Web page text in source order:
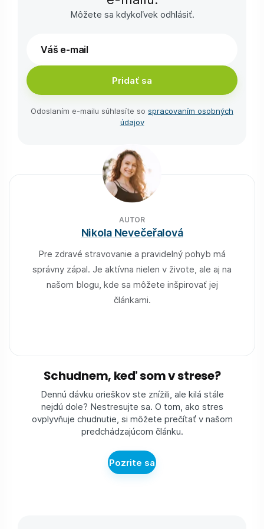
Môžete sa kdykoľvek odhlásiť.
Pridať sa
Odoslaním e-⁠mailu súhlasíte so spracovaním osobných
údajov
AUTOR
Nikola Nevečeřalová
Pre zdravé stravovanie a pravidelný pohyb má
správny zápal. Je aktívna nielen v živote, ale aj na
našom blogu, kde sa môžete inšpirovať jej
článkami.
Schudnem, keď som v strese?
Dennú dávku orieškov ste znížili, ale kilá stále
nejdú dole? Nestresujte sa. O tom, ako stres
ovplyvňuje chudnutie, si môžete prečítať v našom
predchádzajúcom článku.
Pozrite sa